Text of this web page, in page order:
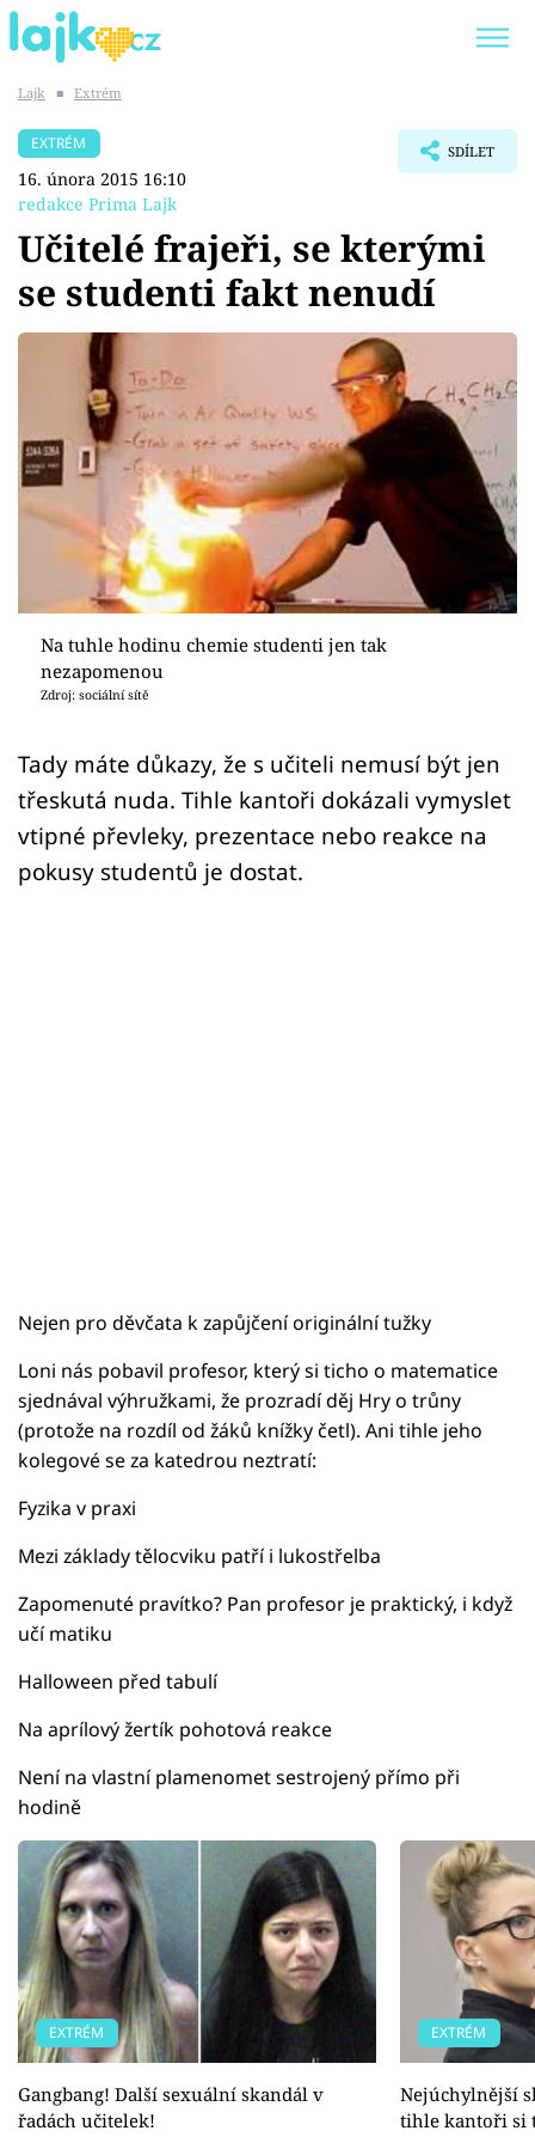
SHOPAHOLICADEL
Témata
Showbyznys
Youtubeři
Virály
Sex a vztahy
Videa
Sledujte prima+
Lajk ■ Extrém
EXTRÉM
16. února 2015 16:10
redakce Prima Lajk
SDÍLET
Učitelé frajeři, se kterými
se studenti fakt nenudí
Na tuhle hodinu chemie studenti jen tak
nezapomenou
Zdroj: sociální sítě
Tady máte důkazy, že s učiteli nemusí být jen
třeskutá nuda. Tihle kantoři dokázali vymyslet
vtipné převleky, prezentace nebo reakce na
pokusy studentů je dostat.
Nejen pro děvčata k zapůjčení originální tužky
Loni nás pobavil profesor, který si ticho o matematice
sjednával výhružkami, že prozradí děj Hry o trůny
(protože na rozdíl od žáků knížky četl). Ani tihle jeho
kolegové se za katedrou neztratí:
Fyzika v praxi
Mezi základy tělocviku patří i lukostřelba
Zapomenuté pravítko? Pan profesor je praktický, i když
učí matiku
Halloween před tabulí
Na aprílový žertík pohotová reakce
Není na vlastní plamenomet sestrojený přímo při
hodině
EXTRÉM
Gangbang! Další sexuální skandál v
řadách učitelek!
EXTRÉM
Nejúchylnější
tihle kantoři si